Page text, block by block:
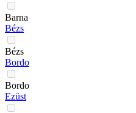
Barna
Bézs
Bézs
Bordo
Bordo
Ezüst